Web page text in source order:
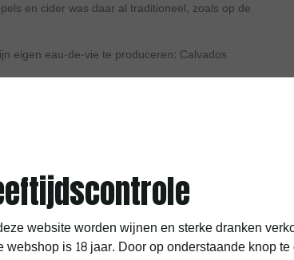
en cider was daar al traditioneel, zoals op de
eigen eau-de-vie te produceren: Calvados
hem werd aangeboden, kreeg de Calvados al
te planten, een tweede verouderde kelder te
zijn. Hij maakte helaas deel uit van de
verwondingen die hij aan het einde van het
hadden opgebouwd, kon Roger Groult (1905-
In 1952 breidde hij de distilleerderij
van meer dan 12.000 liter staan. Hij gaf
website worden wijnen en sterke dranken
webshop is 18 jaar. Door op onderstaande knop